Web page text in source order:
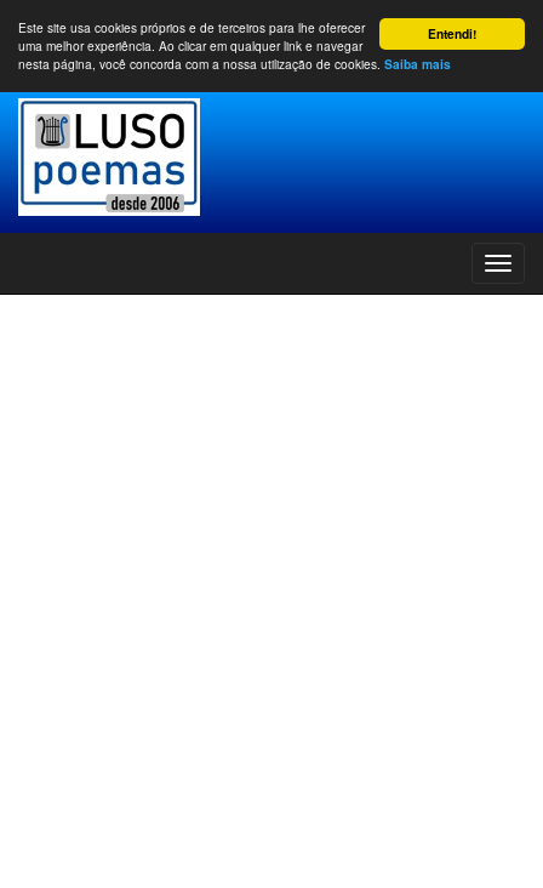
Entendi!
Este site usa cookies próprios e de terceiros para lhe oferecer
uma melhor experiência. Ao clicar em qualquer link e navegar
nesta página, você concorda com a nossa utilização de cookies. Saiba mais